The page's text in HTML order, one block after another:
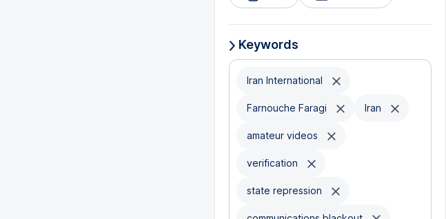
Keywords
Iran International
Farnouche Faragi Iran
amateur videos
verification
state repression